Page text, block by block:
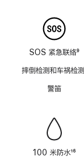
SOS 紧急联络9
摔倒检测和车祸检测
警笛
100 米防水16